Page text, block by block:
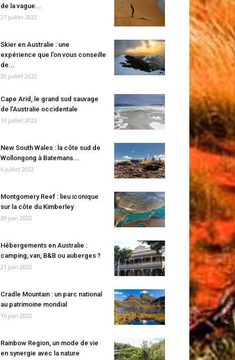
de la vague...
27 juillet 2022
Skier en Australie : une
expérience que l’on vous conseille
de...
20 juillet 2022
Cape Arid, le grand sud sauvage
de l’Australie occidentale
13 juillet 2022
New South Wales : la côte sud de
Wollongong à Batemans...
6 juillet 2022
Montgomery Reef : lieu iconique
sur la côte du Kimberley
29 juin 2022
Hébergements en Australie :
camping, van, B&B ou auberges ?
21 juin 2022
Cradle Mountain : un parc national
au patrimoine mondial
16 juin 2022
Rainbow Region, un mode de vie
en synergie avec la nature